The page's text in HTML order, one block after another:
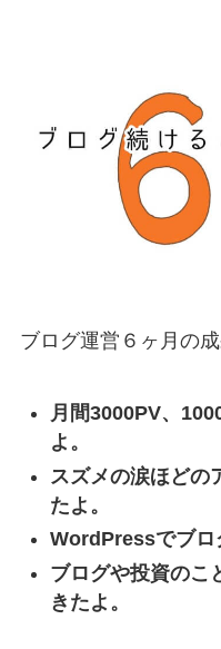
ブログ運営６ヶ月の成
月間3000PV、
よ。
スズメの涙ほどの
たよ。
WordPressでブロ
ブログや投資のこ
きたよ。